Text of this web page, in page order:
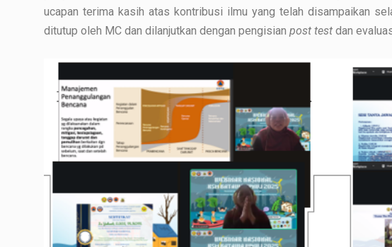
ucapan terima kasih atas kontribusi ilmu yang telah disampaikan
ditutup oleh MC dan dilanjutkan dengan pengisian post test dan